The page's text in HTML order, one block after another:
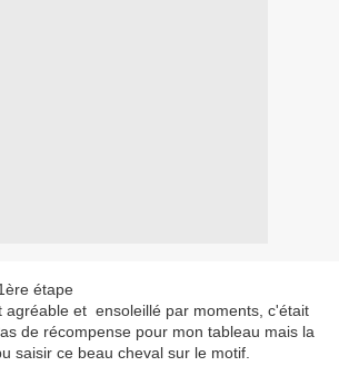
agréable et ensoleillé par moments, c'était
de récompense pour mon tableau mais la
saisir ce beau cheval sur le motif.